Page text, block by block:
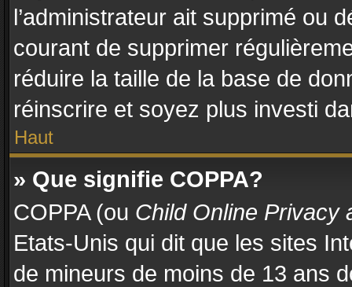
l’administrateur ait supprimé ou
courant de supprimer
réduire la taille de la base de
réinscrire et soyez plus investi
Haut
» Que signifie COPPA?
COPPA (ou Child Online Privacy
Etats-Unis qui dit que les sites
de mineurs de moins de 13 ans